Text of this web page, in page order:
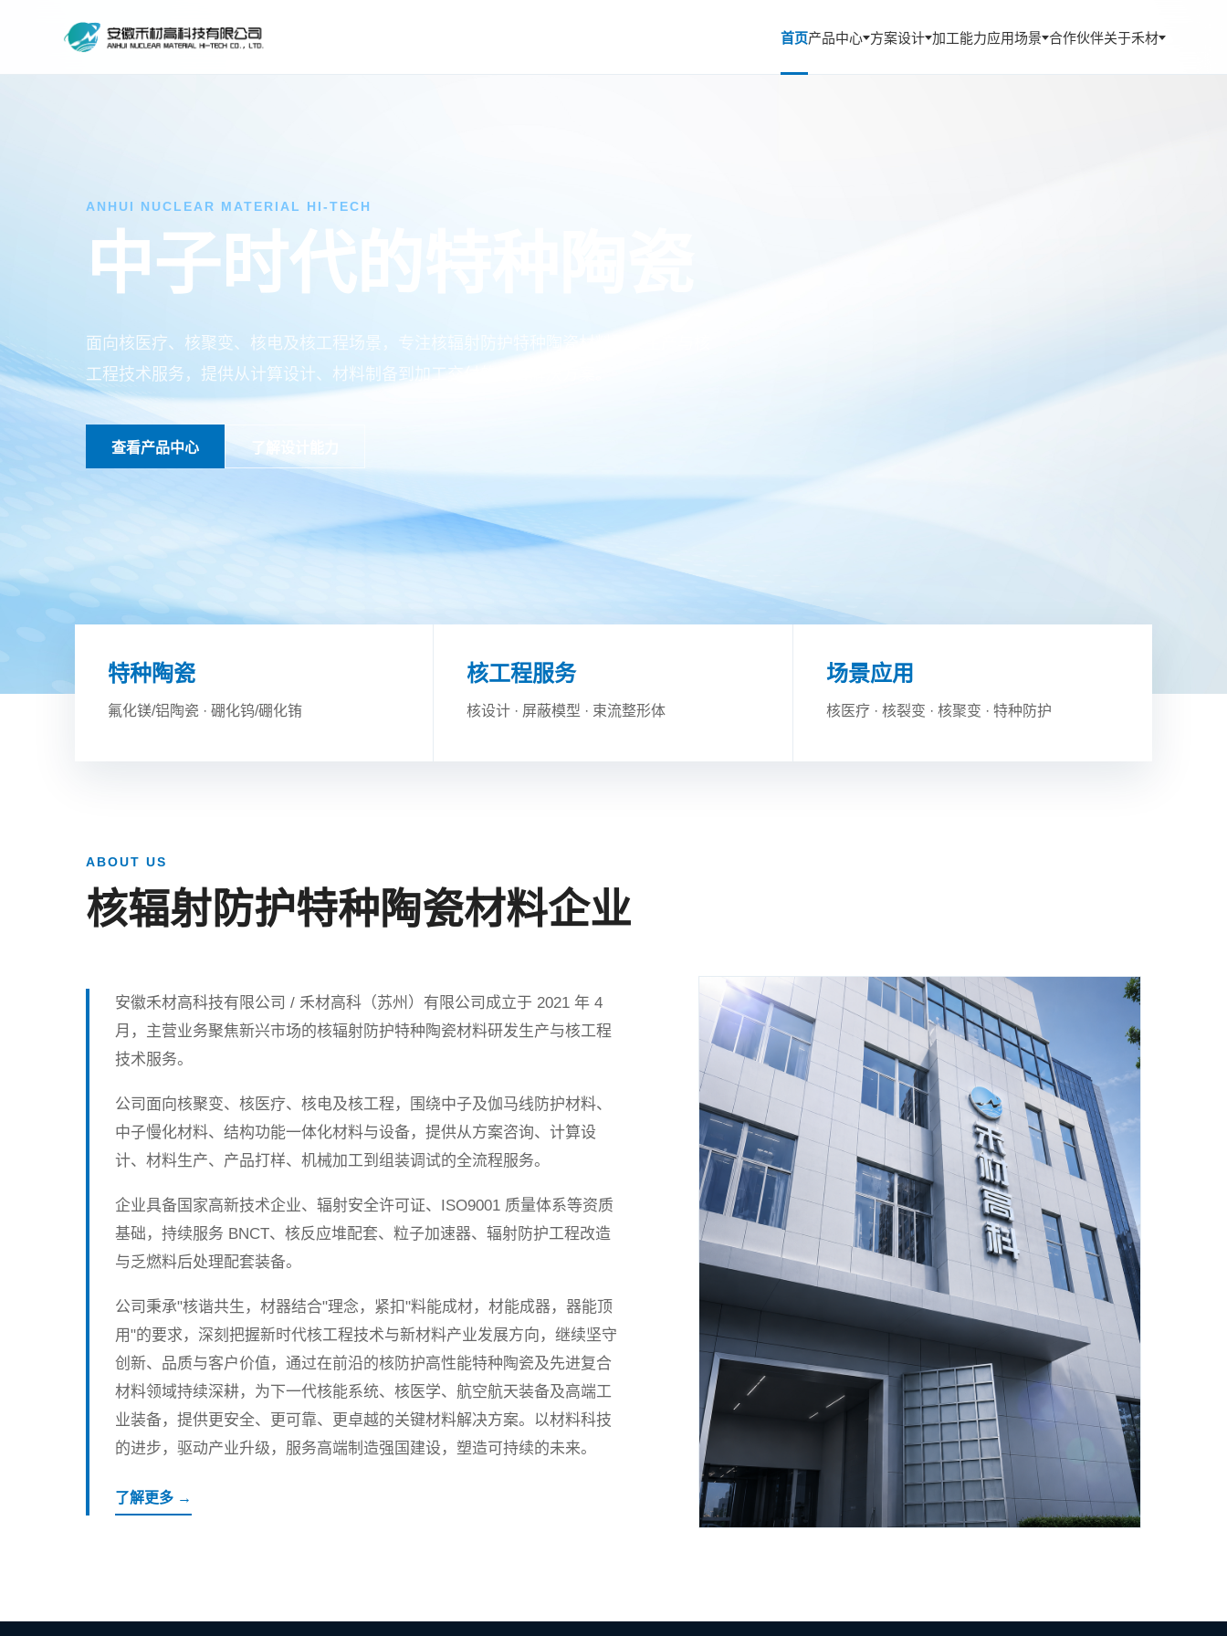
首页产品中心 方案设计 加工能力应用场景 合作伙伴关于禾材
ANHUI NUCLEAR MATERIAL HI-TECH
中子时代的特种陶瓷
面向核医疗、核聚变、核电及核工程场景，专注核辐射防护特种陶瓷材料研发生产与核
工程技术服务，提供从计算设计、材料制备到加工交付的综合解决方案。
查看产品中心 了解设计能力
特种陶瓷
氟化镁/铝陶瓷 · 硼化钨/硼化铕
核工程服务
核设计 · 屏蔽模型 · 束流整形体
场景应用
核医疗· 核裂变 · 核聚变 · 特种防护
ABOUT US
核辐射防护特种陶瓷材料企业
安徽禾材高科技有限公司 / 禾材高科（苏州）有限公司成立于 2021 年 4
月，主营业务聚焦新兴市场的核辐射防护特种陶瓷材料研发生产与核工程
技术服务。
公司面向核聚变、核医疗、核电及核工程，围绕中子及伽马线防护材料、
中子慢化材料、结构功能一体化材料与设备，提供从方案咨询、计算设
计、材料生产、产品打样、机械加工到组装调试的全流程服务。
企业具备国家高新技术企业、辐射安全许可证、ISO9001 质量体系等资质
基础，持续服务 BNCT、核反应堆配套、粒子加速器、辐射防护工程改造
与乏燃料后处理配套装备。
公司秉承"核谐共生，材器结合"理念，紧扣"料能成材，材能成器，器能顶
用"的要求，深刻把握新时代核工程技术与新材料产业发展方向，继续坚守
创新、品质与客户价值，通过在前沿的核防护高性能特种陶瓷及先进复合
材料领域持续深耕，为下一代核能系统、核医学、航空航天装备及高端工
业装备，提供更安全、更可靠、更卓越的关键材料解决方案。以材料科技
的进步，驱动产业升级，服务高端制造强国建设，塑造可持续的未来。
了解更多 →